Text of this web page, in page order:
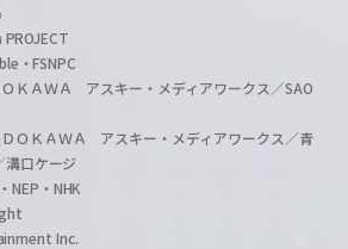
・FSNPC
ＫＡＷＡ アスキー・メディアワークス／SAO
ＯＫＡＷＡ アスキー・メディアワークス／青
口ケージ
NEP・NHK
Inc.